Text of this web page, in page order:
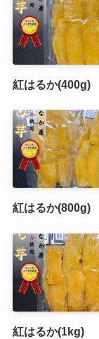
紅はるか(400g)
紅はるか(800g)
紅はるか(1kg)